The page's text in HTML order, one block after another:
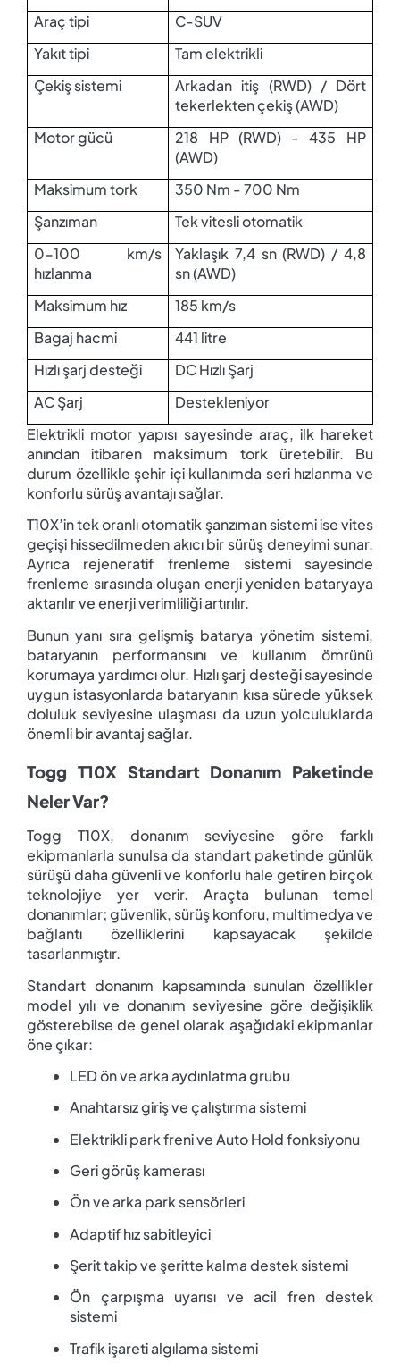
Araç tipi
C-SUV
Yakıt tipi
Tam elektrikli
Çekiş sistemi
Arkadan itiş (RWD) / Dört
tekerlekten çekiş (AWD)
Motor gücü
218 HP (RWD) - 435 HP
(AWD)
Maksimum tork
350 Nm - 700 Nm
Şanzıman
Tek vitesli otomatik
0-100 km/s
hızlanma
Yaklaşık 7,4 sn (RWD) / 4,8
sn (AWD)
Maksimum hız
185 km/s
Bagaj hacmi
441 litre
Hızlı şarj desteği
DC Hızlı Şarj
AC Şarj
Destekleniyor
Elektrikli motor yapısı sayesinde araç, ilk hareket
anından itibaren maksimum tork üretebilir. Bu
durum özellikle şehir içi kullanımda seri hızlanma ve
konforlu sürüş avantajı sağlar.
T10X’in tek oranlı otomatik şanzıman sistemi ise vites
geçişi hissedilmeden akıcı bir sürüş deneyimi sunar.
Ayrıca rejeneratif frenleme sistemi sayesinde
frenleme sırasında oluşan enerji yeniden bataryaya
aktarılır ve enerji verimliliği artırılır.
Bunun yanı sıra gelişmiş batarya yönetim sistemi,
bataryanın performansını ve kullanım ömrünü
korumaya yardımcı olur. Hızlı şarj desteği sayesinde
uygun istasyonlarda bataryanın kısa sürede yüksek
doluluk seviyesine ulaşması da uzun yolculuklarda
önemli bir avantaj sağlar.
Togg T10X Standart Donanım Paketinde
Neler Var?
Togg T10X, donanım seviyesine göre farklı
ekipmanlarla sunulsa da standart paketinde günlük
sürüşü daha güvenli ve konforlu hale getiren birçok
teknolojiye yer verir. Araçta bulunan temel
donanımlar; güvenlik, sürüş konforu, multimedya ve
bağlantı özelliklerini kapsayacak şekilde
tasarlanmıştır.
Standart donanım kapsamında sunulan özellikler
model yılı ve donanım seviyesine göre değişiklik
gösterebilse de genel olarak aşağıdaki ekipmanlar
öne çıkar:
LED ön ve arka aydınlatma grubu
Anahtarsız giriş ve çalıştırma sistemi
Elektrikli park freni ve Auto Hold fonksiyonu
Geri görüş kamerası
Ön ve arka park sensörleri
Adaptif hız sabitleyici
Şerit takip ve şeritte kalma destek sistemi
Ön çarpışma uyarısı ve acil fren destek
sistemi
Trafik işareti algılama sistemi